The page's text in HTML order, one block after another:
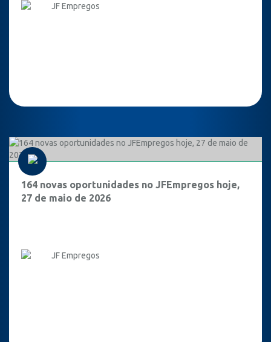
JF Empregos
164 novas oportunidades no JFEmpregos hoje,
27 de maio de 2026
JF Empregos